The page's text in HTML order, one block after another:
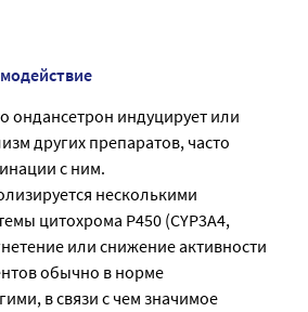
ондансетрон индуцирует или
других препаратов, часто
с ним.
несколькими
цитохрома Р450 (CYP3A4,
или снижение активности
обычно в норме
в связи с чем значимое